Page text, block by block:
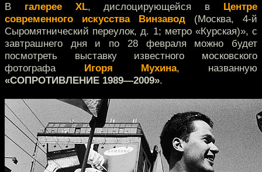
В галерее XL, дислоцирующейся в Центре
современного искусства Винзавод (Москва, 4-й
Сыромятнический переулок, д. 1; метро «Курская)», с
завтрашнего дня и по 28 февраля можно будет
посмотреть выставку известного московского
фотографа Игоря Мухина, названную
«СОПРОТИВЛЕНИЕ 1989—2009».